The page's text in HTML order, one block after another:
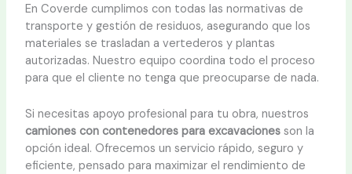
En Coverde cumplimos con todas las normativas de
transporte y gestión de residuos, asegurando que los
materiales se trasladan a vertederos y plantas
autorizadas. Nuestro equipo coordina todo el proceso
para que el cliente no tenga que preocuparse de nada.
Si necesitas apoyo profesional para tu obra, nuestros
camiones con contenedores para excavacionesson la
opción ideal. Ofrecemos un servicio rápido, seguro y
eficiente, pensado para maximizar el rendimiento de